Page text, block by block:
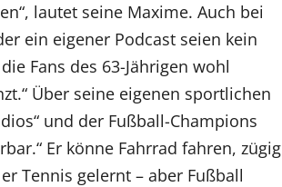
lautet seine Maxime. Auch bei
ein eigener Podcast seien kein
Fans des 63-Jährigen wohl
Über seine eigenen sportlichen
und der Fußball-Champions
Er könne Fahrrad fahren, zügig
Tennis gelernt – aber Fußball